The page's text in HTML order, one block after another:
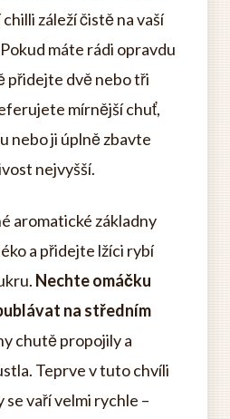
záleží čistě na vaší
máte rádi opravdu
přidejte dvě nebo tři
mírnější chuť,
nebo ji úplně zbavte
nejvyšší.
aromatické základny
a přidejte lžíci rybí
Nechte omáčku
na středním
chutě propojily a
Teprve v tuto chvíli
vaří velmi rychle –